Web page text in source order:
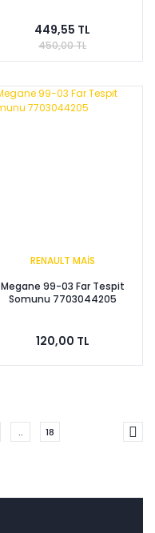
449,55 TL
450,00 TL
RENAULT MAİS
Megane 99-03 Far Tespit
Somunu 7703044205
120,00 TL
.. 18